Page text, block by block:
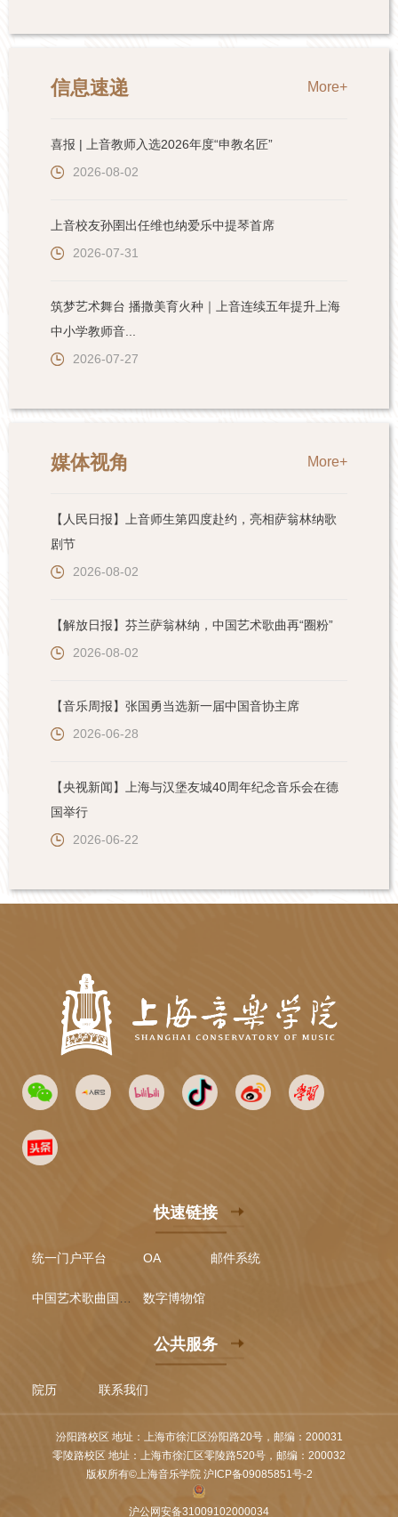
信息速递 More+
喜报 | 上音教师入选2026年度“申教名匠”
2026-08-02
上音校友孙圉出任维也纳爱乐中提琴首席
2026-07-31
筑梦艺术舞台 播撒美育火种｜上音连续五年提升上海
中小学教师音...
2026-07-27
媒体视角 More+
【人民日报】上音师生第四度赴约，亮相萨翁林纳歌
剧节
2026-08-02
【解放日报】芬兰萨翁林纳，中国艺术歌曲再“圈粉”
2026-08-02
【音乐周报】张国勇当选新一届中国音协主席
2026-06-28
【央视新闻】上海与汉堡友城40周年纪念音乐会在德
国举行
2026-06-22
快速链接
统一门户平台 OA 邮件系统
数字博物馆
公共服务
院历 联系我们
汾阳路校区 地址：上海市徐汇区汾阳路20号，邮编：200031
零陵路校区 地址：上海市徐汇区零陵路520号，邮编：200032
版权所有©上海音乐学院 沪ICP备09085851号-2
沪公网安备31009102000034